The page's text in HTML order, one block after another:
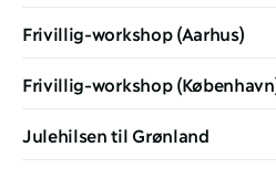
Frivillig-workshop (Aarhus)
Frivillig-workshop
Julehilsen til Grønland